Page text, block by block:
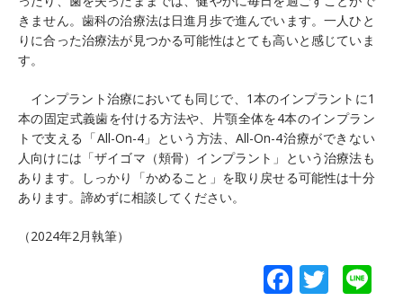
きません。歯科の治療法は日進月歩で進んでいます。一人ひと
りに合った治療法が見つかる可能性はとても高いと感じていま
す。
インプラント治療においても同じで、1本のインプラントに1
本の固定式義歯を付ける方法や、片顎全体を4本のインプラン
トで支える「All-On-4」という方法、All-On-4治療ができない
人向けには「ザイゴマ（頬骨）インプラント」という治療法も
あります。しっかり「かめること」を取り戻せる可能性は十分
あります。諦めずに相談してください。
（2024年2月執筆）
F T